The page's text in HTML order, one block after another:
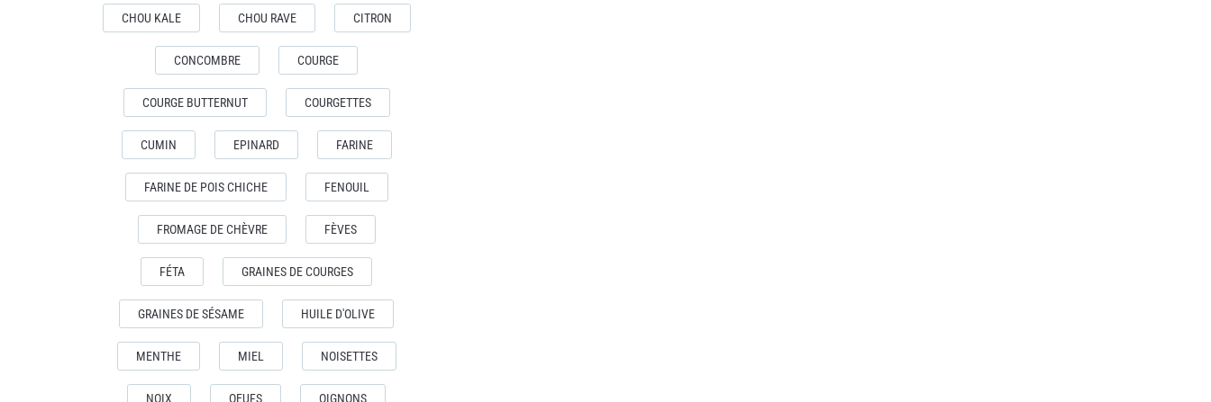
CHOU KALE CHOU RAVE CITRON
CONCOMBRE COURGE
COURGE BUTTERNUT COURGETTES
CUMIN EPINARD FARINE
FARINE DE POIS CHICHE FENOUIL
FROMAGE DE CHÈVRE FÈVES
FÉTA GRAINES DE COURGES
GRAINES DE SÉSAME HUILE D'OLIVE
MENTHE MIEL NOISETTES
NOIX OEUFS OIGNONS